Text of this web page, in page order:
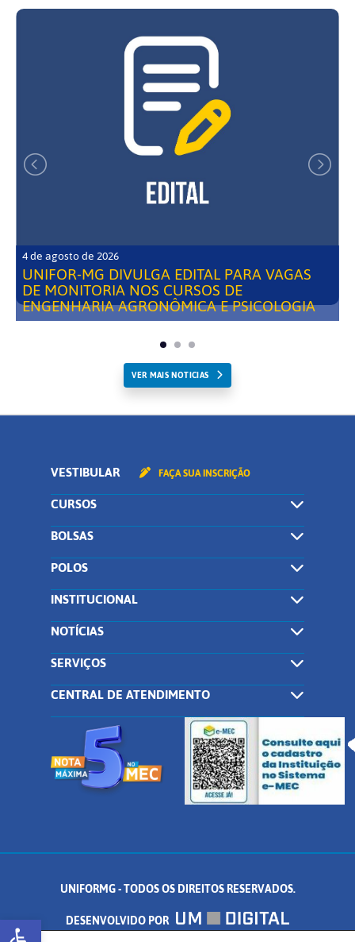
Abrir a barra de ferramentas
4 de agosto de 2026
UNIFOR-MG DIVULGA EDITAL PARA VAGAS
DE MONITORIA NOS CURSOS DE
ENGENHARIA AGRONÔMICA E PSICOLOGIA
VER MAIS NOTICIAS
VESTIBULAR FAÇA SUA INSCRIÇÃO
CURSOS
BOLSAS
POLOS
INSTITUCIONAL
NOTÍCIAS
SERVIÇOS
CENTRAL DE ATENDIMENTO
UNIFORMG - TODOS OS DIREITOS RESERVADOS.
DESENVOLVIDO POR